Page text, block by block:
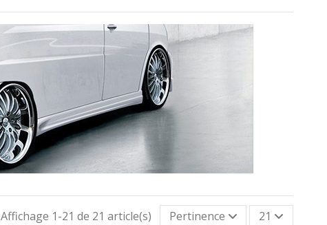
Affichage 1-21 de 21 article(s) Pertinence 21